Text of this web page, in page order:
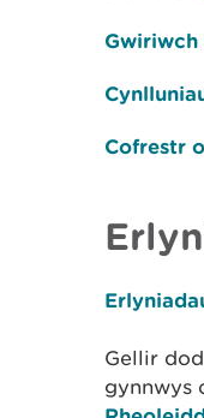
Cofrestr
Gellir
gynnwys